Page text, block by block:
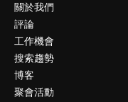
關於我們
評論
工作機會
搜索趨勢
博客
聚會活動